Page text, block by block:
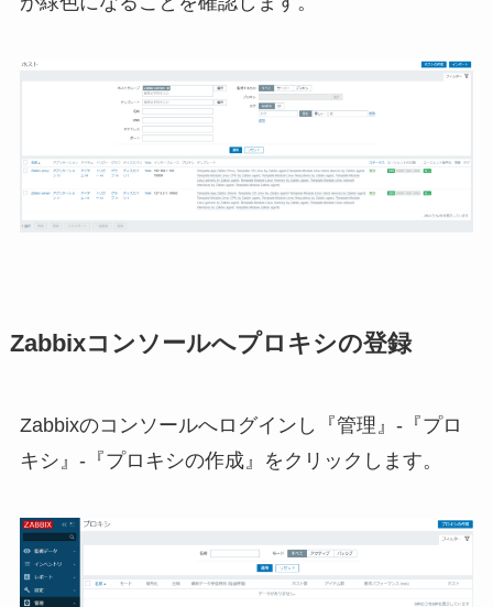
Zabbixコンソールへプロキシの登録
Zabbixのコンソールへログインし『管理』-『プロ
キシ』-『プロキシの作成』をクリックします。